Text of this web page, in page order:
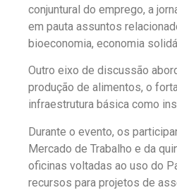
conjuntural do emprego, a
em pauta assuntos
bioeconomia, economia
Outro eixo de discussão
produção de alimentos, o
infraestrutura básica como
Durante o evento, os
Mercado de Trabalho e da
oficinas voltadas ao uso do
recursos para projetos de